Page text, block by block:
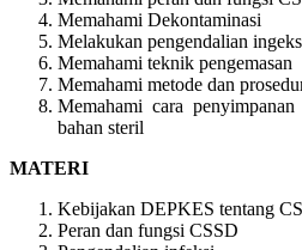
Memahami Dekontaminasi
Melakukan pengendalian
Memahami teknik pengemasan
Memahami metode dan
Memahami cara
bahan steril
MATERI
Kebijakan DEPKES tentang
Peran dan fungsi CSSD